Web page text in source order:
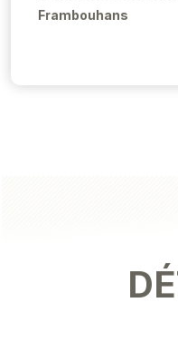
Frambouhans